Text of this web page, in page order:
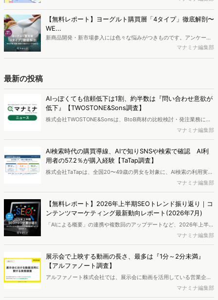
ち、スマートフォンを取り巻く環境が成熟するなか、新興SNSの台頭
により高校生のデジタルライフスタイルは新たな変化を見せていま
す。※資料は記事内の入力フォームより、ダウンロードいただけま
【無料レポート】ヨーグルト購買層「4タイプ」徹底解剖〜
WE...
新商品開発・新市場参入には色々な悩みがつきものです。アンケート
調査を実施しても、購買実態が不透明、新商品の受容性も判断しきれ
ポートとなっています。※本レポートは記事のフォームから無料でダ
ウンロードできます。
マナミナ編集部
最新の投稿
AIっぽくても信頼低下は1割、約半数は『問い合わせ意欲が
低下』【TWOSTONE&Sons調査】
株式会社TWOSTONE&Sonsは、BtoB商材の比較検討・発注業務に携
わる担当者を対象に、コンテンツのAIっぽさに関する意識調査を実施
し、結果を公開しました。
マナミナ編集部
AI検索時代の購買導線、AIで知りSNSや検索で確認 AI利
用者の57.2％が購入経験【TaTap調査】
株式会社TaTapは、全国20〜49歳の男女を対象に、AI検索の利用実態
と、AIで知った商品をどこで確かめているかを調査し、結果を公開し
ました。
マナミナ編集部
【無料レポート】2026年上半期SEOトレンド振り返り｜コ
ンテンツマーケティング最新動向レポート(2026年7月)
「AIによる概要」の連携や複数回のアップデートなど、2026年上半期
のSEO領域には変化がありました。また生成AI利用は約1.6倍に伸長
し、最多のChatGPTを追う形でGeminiも15.1%へ拡大するなど、ユー
ザーの選択肢の多様化が進んでいます。WebマーケターやSEO担当者
必見の2026年上半期概要です。※本レポートは記事のフォームから無
料でDLできます。また、レポートをDLしていただいた方には特典も
ご用意しております。
マナミナ編集部
展示会で上映する動画の長さ、最多は『1分～2分未満』
【アルファノート調査】
アルファノート株式会社では、展示会に動画を活用している営業企
画・マーケティング担当者を対象に、展示会における動画活用の実態
調査を実施し、結果を公開しました。
マナミナ編集部